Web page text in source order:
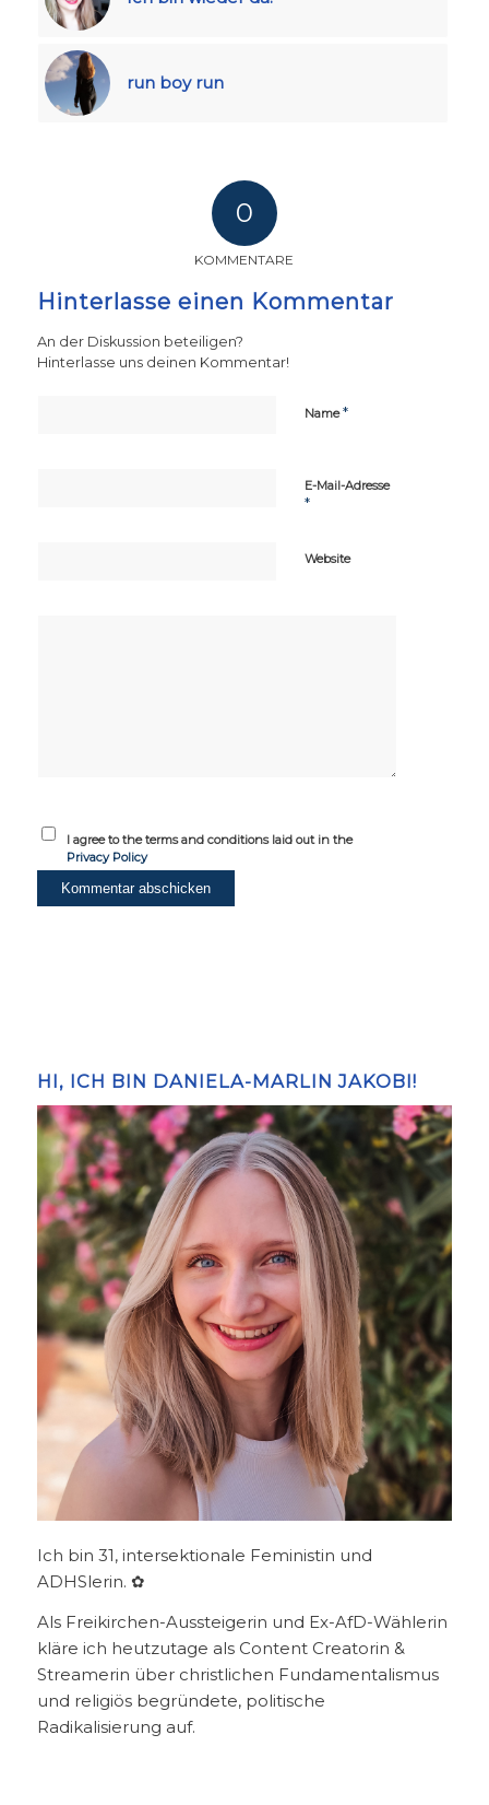
run boy run
0
KOMMENTARE
Hinterlasse einen Kommentar
An der Diskussion beteiligen?
Hinterlasse uns deinen Kommentar!
Name*
E-Mail-Adresse
*
Website
I agree to the terms and conditions laid out in the
Privacy Policy
HI, ICH BIN DANIELA-MARLIN JAKOBI!
Ich bin 31, intersektionale Feministin und
ADHSlerin. ✿
Als Freikirchen-Aussteigerin und Ex-AfD-Wählerin
kläre ich heutzutage als Content Creatorin &
Streamerin über christlichen Fundamentalismus
und religiös begründete, politische
Radikalisierung auf.